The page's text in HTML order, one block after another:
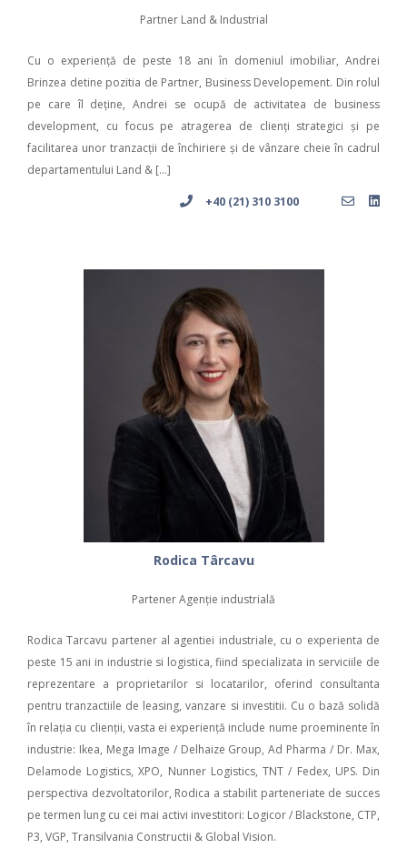
Partner Land & Industrial
Cu o experiență de peste 18 ani în domeniul imobiliar, Andrei
Brinzea detine pozitia de Partner, Business Developement. Din rolul
pe care îl deține, Andrei se ocupă de activitatea de business
development, cu focus pe atragerea de clienți strategici și pe
facilitarea unor tranzacții de închiriere și de vânzare cheie în cadrul
departamentului Land & […]
+40 (21) 310 3100
Rodica Târcavu
Partener Agenție industrială
Rodica Tarcavu partener al agentiei industriale, cu o experienta de
peste 15 ani in industrie si logistica, fiind specializata in serviciile de
reprezentare a proprietarilor si locatarilor, oferind consultanta
pentru tranzactiile de leasing, vanzare si investitii. Cu o bază solidă
în relația cu clienții, vasta ei experiență include nume proeminente în
industrie: Ikea, Mega Image / Delhaize Group, Ad Pharma / Dr. Max,
Delamode Logistics, XPO, Nunner Logistics, TNT / Fedex, UPS. Din
perspectiva dezvoltatorilor, Rodica a stabilit parteneriate de succes
pe termen lung cu cei mai activi investitori: Logicor / Blackstone, CTP,
P3, VGP, Transilvania Constructii & Global Vision.